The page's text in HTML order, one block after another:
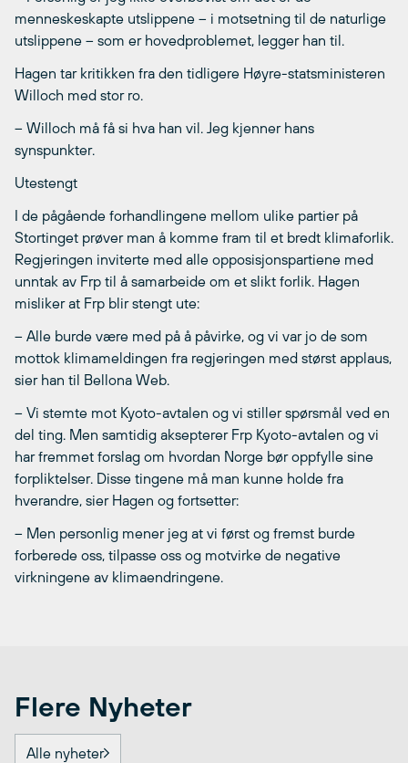
menneskeskapte utslippene – i motsetning til de naturlige
utslippene – som er hovedproblemet, legger han til.
Hagen tar kritikken fra den tidligere Høyre-statsministeren
Willoch med stor ro.
– Willoch må få si hva han vil. Jeg kjenner hans
synspunkter.
Utestengt
I de pågående forhandlingene mellom ulike partier på
Stortinget prøver man å komme fram til et bredt klimaforlik.
Regjeringen inviterte med alle opposisjonspartiene med
unntak av Frp til å samarbeide om et slikt forlik. Hagen
misliker at Frp blir stengt ute:
– Alle burde være med på å påvirke, og vi var jo de som
mottok klimameldingen fra regjeringen med størst applaus,
sier han til Bellona Web.
– Vi stemte mot Kyoto-avtalen og vi stiller spørsmål ved en
del ting. Men samtidig aksepterer Frp Kyoto-avtalen og vi
har fremmet forslag om hvordan Norge bør oppfylle sine
forpliktelser. Disse tingene må man kunne holde fra
hverandre, sier Hagen og fortsetter:
– Men personlig mener jeg at vi først og fremst burde
forberede oss, tilpasse oss og motvirke de negative
virkningene av klimaendringene.
Flere Nyheter
Alle nyheter